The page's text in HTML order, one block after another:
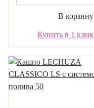
В корзину
Купить в 1 клик